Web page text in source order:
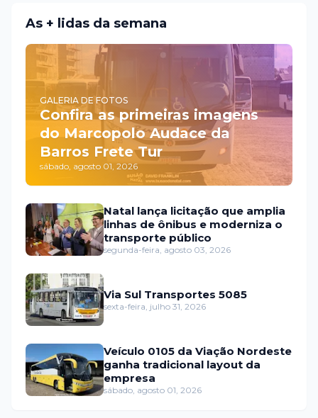
As + lidas da semana
GALERIA DE FOTOS
Confira as primeiras imagens
do Marcopolo Audace da
Barros Frete Tur
sábado, agosto 01, 2026
Natal lança licitação que amplia
linhas de ônibus e moderniza o
transporte público
segunda-feira, agosto 03, 2026
Via Sul Transportes 5085
sexta-feira, julho 31, 2026
Veículo 0105 da Viação Nordeste
ganha tradicional layout da
empresa
sábado, agosto 01, 2026